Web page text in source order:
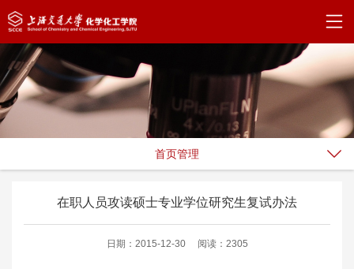
首页管理
在职人员攻读硕士专业学位研究生复试办法
日期：2015-12-30 阅读：2305